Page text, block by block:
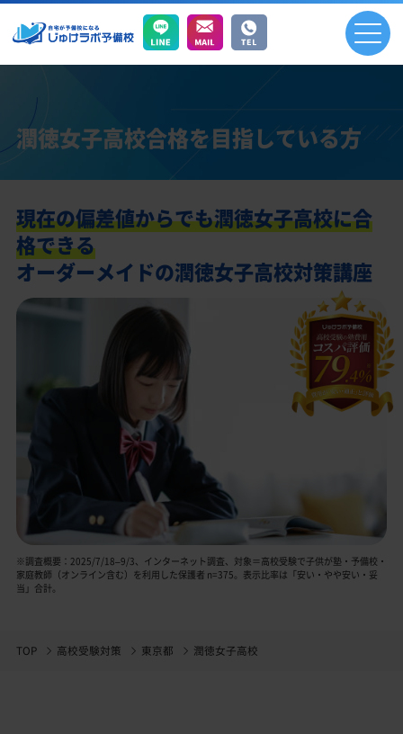
潤徳女子高校合格を目指している方
現在の偏差値からでも潤徳女子高校に合
格できる
オーダーメイドの潤徳女子高校対策講座
※調査概要：2025/7/18–9/3、インターネット調査、対象＝高校受験で子供が塾・予備校・
家庭教師（オンライン含む）を利用した保護者 n=375。表示比率は「安い・やや安い・妥
当」合計。
TOP 高校受験対策 東京都 潤徳女子高校